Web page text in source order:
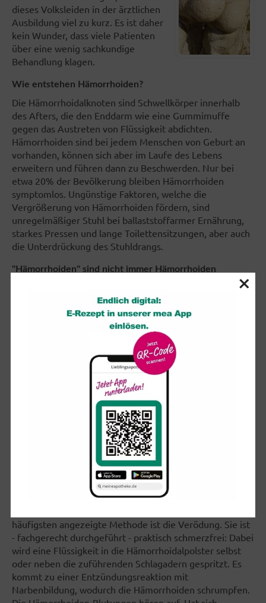
dieses Volksleiden in der ärztlichen
Ausbildung viel zu kurz. Es ist daher
kein Wunder, dass viele Patienten
über eine wenig sachkundige
Behandlung klagen.
Wie entstehen Hämorrhoiden?
Die Hämorrhoidalknoten sind Schwellkörper innerhalb
des Afters, die den Enddarm wie eine Gummimuffe
gegen das Austreten von Flüssigkeit abdichten.
Hämorrhoiden sind bei jedem Menschen von Geburt an
vorhanden, können sich aber im Laufe des Lebens
erweitern und führen dann zu Beschwerden. Nur bei
etwa 20% der Bevölkerung bleiben Hämorrhoiden
symptomlos. Ungünstige Faktoren, welche die
Vergrößerung von Hämorrhoiden fördern, sind
unregelmäßiger Stuhl bei ballaststoffarmer Ernährung,
starkes Pressen und lange Toilettensitzungen, aber auch
die Unterdrückung des Stuhldrangs.
"Hämorrhoiden" sind nicht immer Hämorrhoiden
Symptome im Bereich des Enddarms - insbesondere aber
schmerzhafte Veränderungen - als "Hämorrhoiden". In
Wirklichkeit handelt es sich bei Hämorrhoiden lediglich
um erweiterte Gefäßpolster im Enddarm, die
normalerweise nicht schmerzen. Wenn es daher im
Analbereich schmerzt, liegen meist Folgeprobleme des
Hämorrhoidalleidens oder gar eine andere Erkrankung
vor. Hämorrhoiden bluten meist: die Betroffenen sehen
daher Blutspuren am Toilettenpapier, auf dem Stuhl oder
im Toilettenbecken. In fortgeschrittenen Stadien treten
Gewebspolster aus dem After heraus, die zu Nässen,
Nachschmieren und Juckreiz führen. Spätestens jetzt
muss der Facharzt aufgesucht werden.
Die Hämorrhoiden-OP ist oft das letzte Mittel
Die meisten vergrößerten Hämorrhoiden können auch
häufigsten angezeigte Methode ist die Verödung. Sie ist
- fachgerecht durchgeführt - praktisch schmerzfrei: Dabei
wird eine Flüssigkeit in die Hämorrhoidalpolster selbst
oder neben die zuführenden Schlagadern gespritzt. Es
kommt zu einer Entzündungsreaktion mit
Narbenbildung, wodurch die Hämorrhoiden schrumpfen.
×